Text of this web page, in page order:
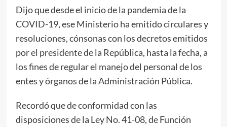
Dijo que desde el inicio de la pandemia de la
COVID-19, ese Ministerio ha emitido circulares y
resoluciones, cónsonas con los decretos emitidos
por el presidente de la República, hasta la fecha, a
los fines de regular el manejo del personal de los
entes y órganos de la Administración Pública.
Recordó que de conformidad con las
disposiciones de la Ley No. 41-08, de Función